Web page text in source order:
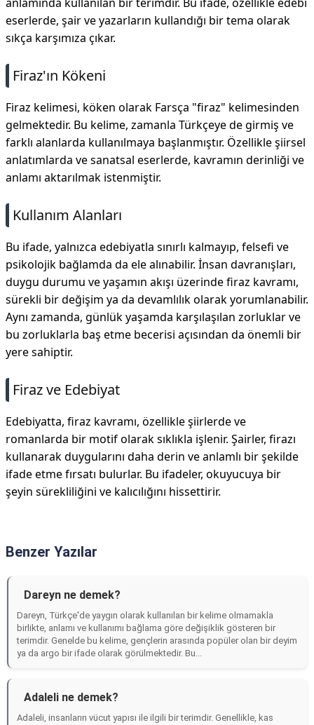
eserlerde, şair ve yazarların kullandığı bir tema olarak
sıkça karşımıza çıkar.
Firaz'ın Kökeni
Firaz kelimesi, köken olarak Farsça "firaz" kelimesinden
gelmektedir. Bu kelime, zamanla Türkçeye de girmiş ve
farklı alanlarda kullanılmaya başlanmıştır. Özellikle şiirsel
anlatımlarda ve sanatsal eserlerde, kavramın derinliği ve
anlamı aktarılmak istenmiştir.
Kullanım Alanları
Bu ifade, yalnızca edebiyatla sınırlı kalmayıp, felsefi ve
psikolojik bağlamda da ele alınabilir. İnsan davranışları,
duygu durumu ve yaşamın akışı üzerinde firaz kavramı,
sürekli bir değişim ya da devamlılık olarak yorumlanabilir.
Aynı zamanda, günlük yaşamda karşılaşılan zorluklar ve
bu zorluklarla baş etme becerisi açısından da önemli bir
yere sahiptir.
Firaz ve Edebiyat
Edebiyatta, firaz kavramı, özellikle şiirlerde ve
romanlarda bir motif olarak sıklıkla işlenir. Şairler, firazı
kullanarak duygularını daha derin ve anlamlı bir şekilde
ifade etme fırsatı bulurlar. Bu ifadeler, okuyucuya bir
şeyin sürekliliğini ve kalıcılığını hissettirir.
Benzer Yazılar
Dareyn ne demek?
Dareyn, Türkçe'de yaygın olarak kullanılan bir kelime olmamakla
birlikte, anlamı ve kullanımı bağlama göre değişiklik gösteren bir
terimdir. Genelde bu kelime, gençlerin arasında popüler olan bir deyim
ya da argo bir ifade olarak görülmektedir. Bu...
Adaleli ne demek?
Adaleli, insanların vücut yapısı ile ilgili bir terimdir. Genellikle, kas